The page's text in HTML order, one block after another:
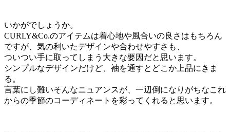
いかがでしょうか。
CURLY&Co.のアイテムは着心地や風合いの良さはもちろん
ですが、気の利いたデザインや合わせやすさも、
ついつい手に取ってしまう大きな要因だと思います。
シンプルなデザインだけど、袖を通すとどこか上品にきま
る。
言葉にし難いそんなニュアンスが、一辺倒になりがちなこれ
からの季節のコーディネートを彩ってくれると思います。